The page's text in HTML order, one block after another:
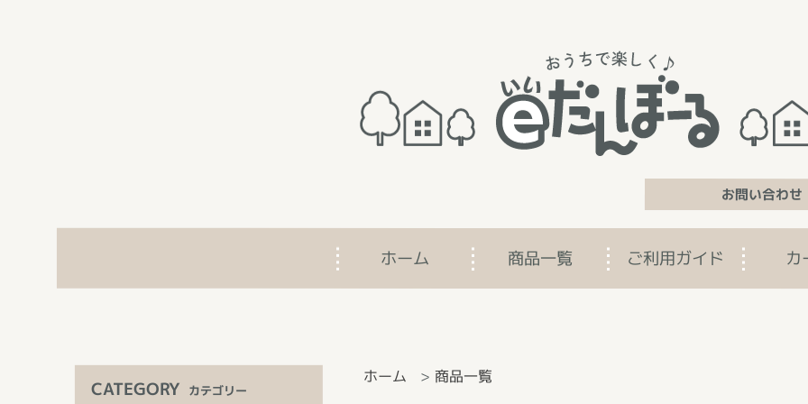
お問い合わせ
ホーム 商品一覧 ご利用ガイド カ
ホーム > 商品一覧
CATEGORY カテゴリー